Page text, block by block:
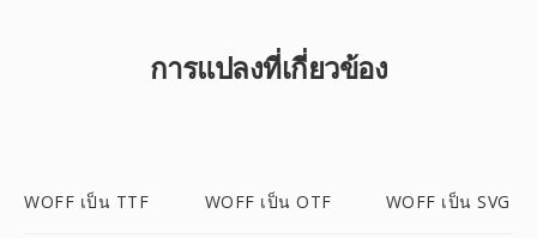
การแปลงที่เกี่ยวข้อง
WOFF เป็น TTF WOFF เป็น OTF WOFF เป็น SVG